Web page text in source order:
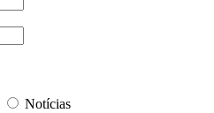
Notícias